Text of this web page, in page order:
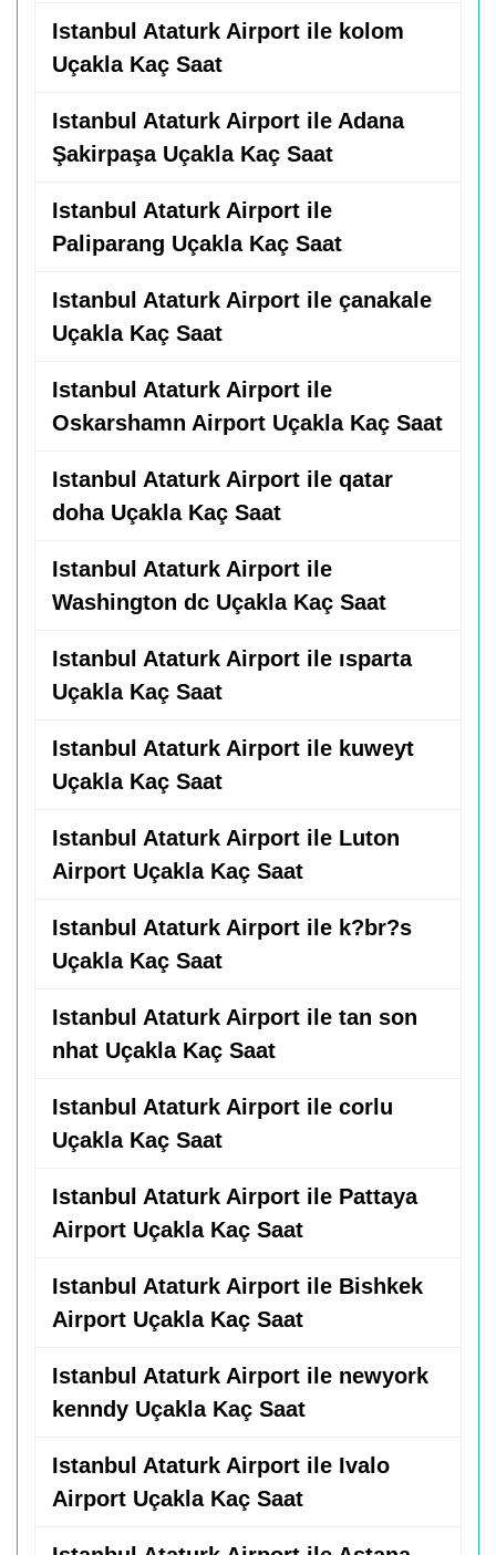
Istanbul Ataturk Airport ile kolom
Uçakla Kaç Saat
Istanbul Ataturk Airport ile Adana
Şakirpaşa Uçakla Kaç Saat
Istanbul Ataturk Airport ile
Paliparang Uçakla Kaç Saat
Istanbul Ataturk Airport ile çanakale
Uçakla Kaç Saat
Istanbul Ataturk Airport ile
Oskarshamn Airport Uçakla Kaç Saat
Istanbul Ataturk Airport ile qatar
doha Uçakla Kaç Saat
Istanbul Ataturk Airport ile
Washington dc Uçakla Kaç Saat
Istanbul Ataturk Airport ile ısparta
Uçakla Kaç Saat
Istanbul Ataturk Airport ile kuweyt
Uçakla Kaç Saat
Istanbul Ataturk Airport ile Luton
Airport Uçakla Kaç Saat
Istanbul Ataturk Airport ile k?br?s
Uçakla Kaç Saat
Istanbul Ataturk Airport ile tan son
nhat Uçakla Kaç Saat
Istanbul Ataturk Airport ile corlu
Uçakla Kaç Saat
Istanbul Ataturk Airport ile Pattaya
Airport Uçakla Kaç Saat
Istanbul Ataturk Airport ile Bishkek
Airport Uçakla Kaç Saat
Istanbul Ataturk Airport ile newyork
kenndy Uçakla Kaç Saat
Istanbul Ataturk Airport ile Ivalo
Airport Uçakla Kaç Saat